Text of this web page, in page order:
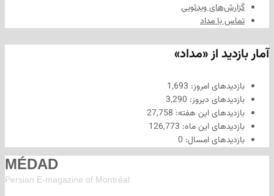
ویدئویی
مداد
از «مداد»
امروز:1,693
دیروز:3,290
این هفته:27,758
این ماه:126,773
امسال:0
MÉDAD
Persian E-magazine of Montr